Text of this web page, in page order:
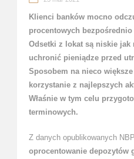
Klienci banków mocno
procentowych
Odsetki z lokat są niskie
uchronić pieniądze przed
Sposobem na nieco
korzystanie z najlepszych
Właśnie w tym celu
terminowych.
Z danych opublikowanych
oprocentowanie depozytów